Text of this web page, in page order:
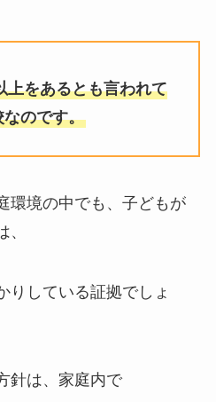
上をあるとも言われて
のです。
環境の中でも、子どもが
りしている証拠でしょ
針は、家庭内で